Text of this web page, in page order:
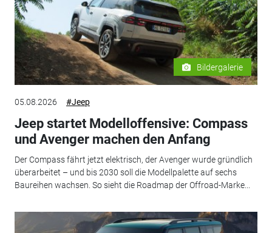
Bildergalerie
05.08.2026 #Jeep
Jeep startet Modelloffensive: Compass
und Avenger machen den Anfang
Der Compass fährt jetzt elektrisch, der Avenger wurde gründlich
überarbeitet – und bis 2030 soll die Modellpalette auf sechs
Baureihen wachsen. So sieht die Roadmap der Offroad-Marke...